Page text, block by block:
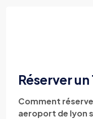
Réserver
Comment
aeroport de lyon